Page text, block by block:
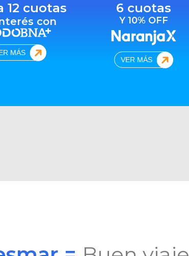
12 cuotas
con
MÁS
6 cuotas
Y 10% OFF
VER MÁS